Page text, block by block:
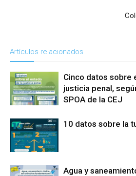
Artículos relacionados
Cinco datos sobre
justicia penal,
SPOA de la CEJ
10 datos sobre la
Agua y